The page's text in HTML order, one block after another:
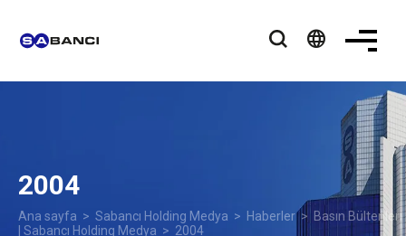
language
2004
Ana sayfa > Sabancı Holding Medya > Haberler> Basın Bültenleri
| Sabancı Holding Medya > 2004